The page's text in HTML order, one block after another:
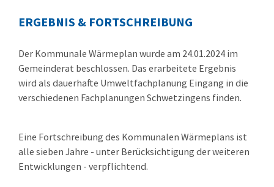
ERGEBNIS & FORTSCHREIBUNG
Der Kommunale Wärmeplan wurde am 24.01.2024 im
Gemeinderat beschlossen. Das erarbeitete Ergebnis
wird als dauerhafte Umweltfachplanung Eingang in die
verschiedenen Fachplanungen Schwetzingens finden.
Eine Fortschreibung des Kommunalen Wärmeplans ist
alle sieben Jahre - unter Berücksichtigung der weiteren
Entwicklungen - verpflichtend.